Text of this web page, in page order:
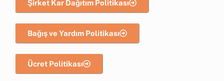
Şirket Kar Dağıtım Politikası
Bağış ve Yardım Politikası
Ücret Politikası